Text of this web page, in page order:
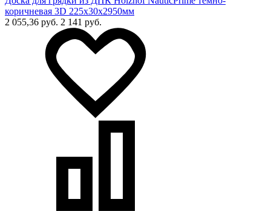
коричневая 3D 225х30х2950мм
2 055,36 руб. 2 141 руб.